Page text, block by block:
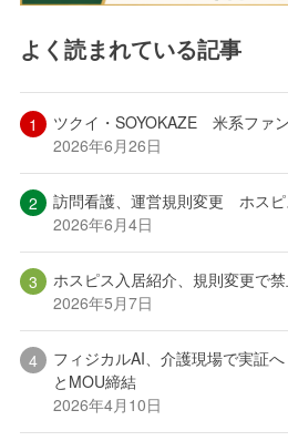
よく読まれている記事
ツクイ・SOYOKAZE 米系ファ
2026年6月26日
訪問看護、運営規則変更 ホス
2026年6月4日
ホスピス入居紹介、規則変更で
2026年5月7日
フィジカルAI、介護現場で実証
とMOU締結
2026年4月10日